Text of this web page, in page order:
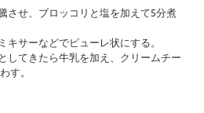
させ、ブロッコリと塩を加えて5分煮
キサーなどでピューレ状にする。
してきたら牛乳を加え、クリームチー
す。